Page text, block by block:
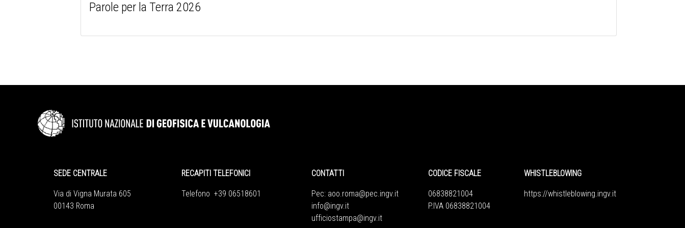
Parole per la Terra 2026
SEDE CENTRALE
Via di Vigna Murata 605
00143 Roma
RECAPITI TELEFONICI
Telefono +39 06518601
CONTATTI
Pec: aoo.roma@pec.ingv.it
info@ingv.it
ufficiostampa@ingv.it
CODICE FISCALE
06838821004
P.IVA 06838821004
WHISTLEBLOWING
https://whistleblowing.ingv. it